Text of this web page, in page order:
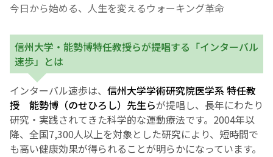
今日から始める、人生を変えるウォーキング革命
信州大学・能勢博特任教授らが提唱する「インターバル
速歩」とは
インターバル速歩は、 信州大学学術研究院医学系 特任教
授 能勢博（のせひろし）先生らが提唱し、長年にわたり
研究・実践されてきた科学的な運動療法です。2004年以
降、全国7,300人以上を対象とした研究により、短時間で
も高い健康効果が得られることが明らかになっています。
医師プロフィール
English Page